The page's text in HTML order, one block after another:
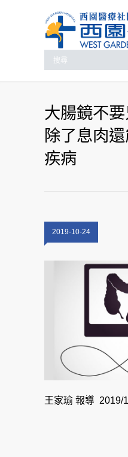
大腸鏡不要
除了息肉
疾病
2019-10-24
王家瑜 報導 2019/